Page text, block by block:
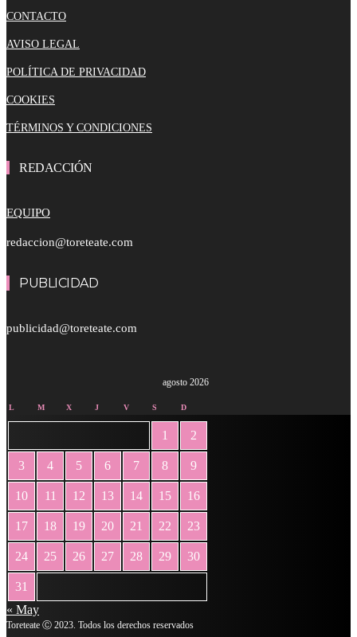
CONTACTO
AVISO LEGAL
POLÍTICA DE PRIVACIDAD
COOKIES
TÉRMINOS Y CONDICIONES
REDACCIÓN
EQUIPO
redaccion@toreteate.com
PUBLICIDAD
publicidad@toreteate.com
agosto 2026
L M X J V S D
1 2
3 4 5 6 7 8 9
10 11 12 13 14 15 16
17 18 19 20 21 22 23
24 25 26 27 28 29 30
31
« May
Toreteate Ⓒ 2023. Todos los derechos reservados